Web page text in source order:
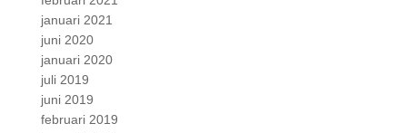
januari 2021
juni 2020
januari 2020
juli 2019
juni 2019
februari 2019